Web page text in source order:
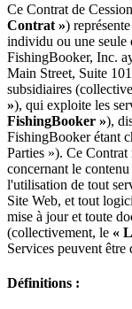
Ce Contrat de
Contrat »)
individu ou une seule
FishingBooker, Inc.
Main Street, Suite
subsidiaires
»), qui exploite les
FishingBooker »),
FishingBooker étant
Parties »). Ce
concernant le
l'utilisation de tout
Site Web, et tout
mise à jour et toute
(collectivement, le «
Services peuvent être
Définitions :